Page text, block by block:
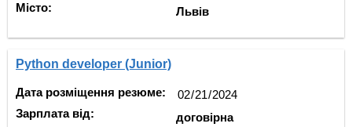
Місто:
Львів
Python developer (Junior)
Дата розміщення резюме:
Зарплата від:
договірна